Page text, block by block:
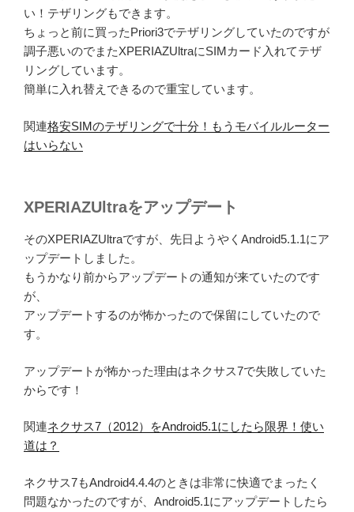
い！テザリングもできます。
ちょっと前に買ったPriori3でテザリングしていたのですが
調子悪いのでまたXPERIAZUltraにSIMカード入れてテザ
リングしています。
簡単に入れ替えできるので重宝しています。
関連格安SIMのテザリングで十分！もうモバイルルーター
はいらない
XPERIAZUltraをアップデート
そのXPERIAZUltraですが、先日ようやくAndroid5.1.1にア
ップデートしました。
もうかなり前からアップデートの通知が来ていたのです
が、
アップデートするのが怖かったので保留にしていたので
す。
アップデートが怖かった理由はネクサス7で失敗していた
からです！
関連ネクサス7（2012）をAndroid5.1にしたら限界！使い
道は？
ネクサス7もAndroid4.4.4のときは非常に快適でまったく
問題なかったのですが、Android5.1にアップデートしたら